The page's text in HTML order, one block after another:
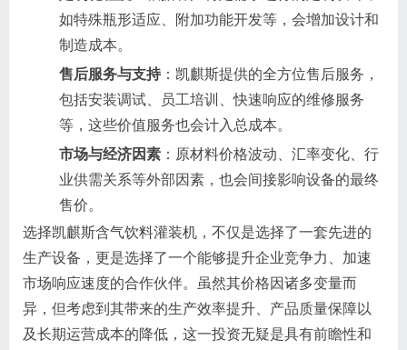
如特殊瓶形适应、附加功能开发等，会增加设计和
制造成本。
售后服务与支持 ：凯麒斯提供的全方位售后服务，
包括安装调试、员工培训、快速响应的维修服务
等，这些价值服务也会计入总成本。
市场与经济因素 ：原材料价格波动、汇率变化、行
业供需关系等外部因素，也会间接影响设备的最终
售价。
选择凯麒斯含气饮料灌装机，不仅是选择了一套先进的
生产设备，更是选择了一个能够提升企业竞争力、加速
市场响应速度的合作伙伴。虽然其价格因诸多变量而
异，但考虑到其带来的生产效率提升、产品质量保障以
及长期运营成本的降低，这一投资无疑是具有前瞻性和